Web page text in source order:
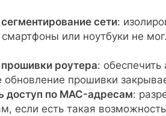
сети:
или ноутбуки не
роутера:
обновление прошивки
доступ по MAC-адресам:
если есть такая